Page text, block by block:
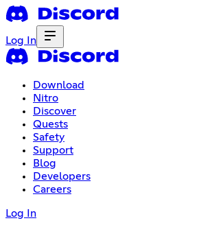
Log In
Download
Nitro
Discover
Quests
Safety
Support
Blog
Developers
Careers
Log In